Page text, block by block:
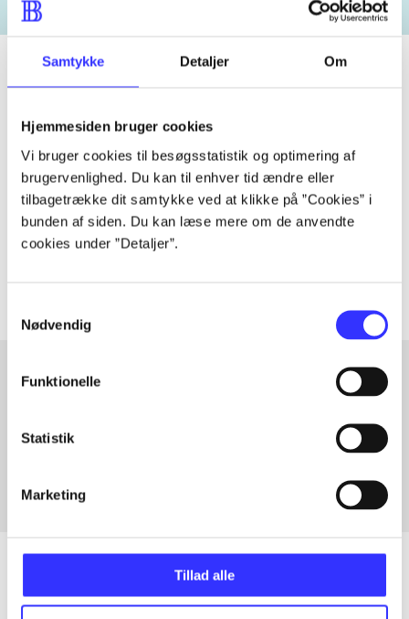
Samtykke Detaljer Om
Hjemmesiden bruger cookies
Vi bruger cookies til besøgsstatistik og optimering af
brugervenlighed. Du kan til enhver tid ændre eller
tilbagetrække dit samtykke ved at klikke på ”Cookies” i
bunden af siden. Du kan læse mere om de anvendte
cookies under ”Detaljer”.
Nødvendig
Funktionelle
Statistik
Marketing
Tillad alle
Tidsskrift
Artiklen er en del af
lorem ipsum dolor sit amet ...
Tidsskrift
handler ofte om
Fra